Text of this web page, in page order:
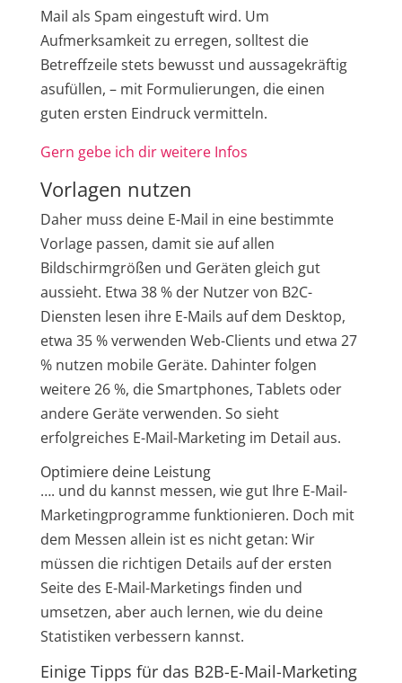
Mail als Spam eingestuft wird. Um
Aufmerksamkeit zu erregen, solltest die
Betreffzeile stets bewusst und aussagekräftig
asufüllen, – mit Formulierungen, die einen
guten ersten Eindruck vermitteln.
Gern gebe ich dir weitere Infos
Vorlagen nutzen
Daher muss deine E-Mail in eine bestimmte
Vorlage passen, damit sie auf allen
Bildschirmgrößen und Geräten gleich gut
aussieht. Etwa 38 % der Nutzer von B2C-
Diensten lesen ihre E-Mails auf dem Desktop,
etwa 35 % verwenden Web-Clients und etwa 27
% nutzen mobile Geräte. Dahinter folgen
weitere 26 %, die Smartphones, Tablets oder
andere Geräte verwenden. So sieht
erfolgreiches E-Mail-Marketing im Detail aus.
Optimiere deine Leistung
…. und du kannst messen, wie gut Ihre E-Mail-
Marketingprogramme funktionieren. Doch mit
dem Messen allein ist es nicht getan: Wir
müssen die richtigen Details auf der ersten
Seite des E-Mail-Marketings finden und
umsetzen, aber auch lernen, wie du deine
Statistiken verbessern kannst.
Einige Tipps für das B2B-E-Mail-Marketing